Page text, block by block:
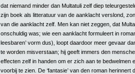
dat niemand minder dan Multatuli zelf diep
zijn boek als litteratuur van de aanklacht verslond,
van die aanklacht zelf. Men kan niet zeggen, dat
onschuldig was; wie een aanklacht formuleert in
leesbaren’ vorm dus), loopt daardoor meer gevaar
te worden misverstaan; hij geeft immers den
effecten zelf in handen om er zich aan te bedwelmen
voorbij te zien. De ‘fantasie’ van den roman herinnert